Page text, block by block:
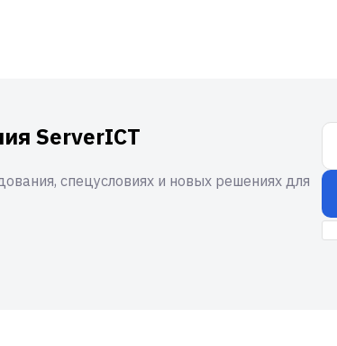
ServerICT
спецусловиях и новых решениях для